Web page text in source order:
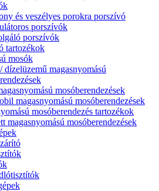
és veszélyes porokra porszívó
porszívók
porszívók
tartozékok
mosók
dízelüzemű magasnyomású
mosóberendezések
magasnyomású mosóberendezések
mosóberendezés tartozékok
magasnyomású mosóberendezések